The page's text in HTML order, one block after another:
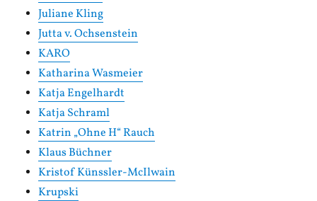
Juliane Kling
Jutta v. Ochsenstein
KARO
Katharina Wasmeier
Katja Engelhardt
Katja Schraml
Katrin „Ohne H“ Rauch
Klaus Büchner
Kristof Künssler-McIlwain
Krupski